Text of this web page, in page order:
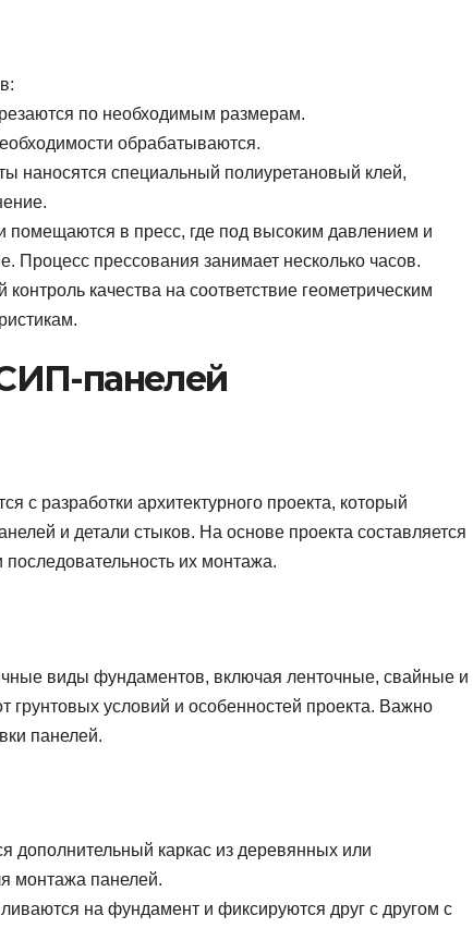
по необходимым размерам.
обрабатываются.
наносятся специальный полиуретановый клей,
помещаются в пресс, где под высоким давлением и
Процесс прессования занимает несколько часов.
качества на соответствие геометрическим
панелей
с разработки архитектурного проекта, который
и детали стыков. На основе проекта составляется
их монтажа.
виды фундаментов, включая ленточные, свайные и
условий и особенностей проекта. Важно
панелей.
дополнительный каркас из деревянных или
монтажа панелей.
на фундамент и фиксируются друг с другом с